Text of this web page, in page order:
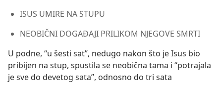
ISUS UMIRE NA STUPU
NEOBIČNI DOGAĐAJI PRILIKOM NJEGOVE SMRTI
U podne, “u šesti sat”, nedugo nakon što je Isus bio
pribijen na stup, spustila se neobična tama i “potrajala
je sve do devetog sata”, odnosno do tri sata